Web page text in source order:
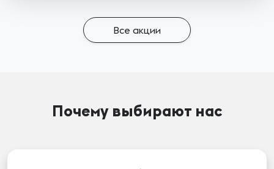
Все акции
Почему выбирают нас